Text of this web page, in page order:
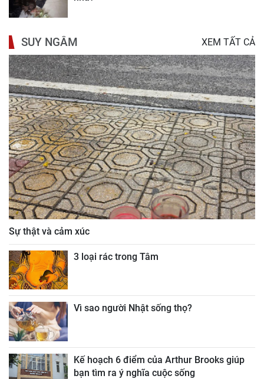
SUY NGẪM XEM TẤT CẢ
Sự thật và cảm xúc
3 loại rác trong Tâm
Vì sao người Nhật sống thọ?
Kế hoạch 6 điểm của Arthur Brooks giúp
bạn tìm ra ý nghĩa cuộc sống